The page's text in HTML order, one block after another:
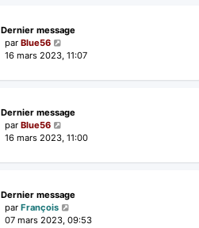
Dernier message
par Blue56
16 mars 2023, 11:07
Dernier message
par Blue56
16 mars 2023, 11:00
Dernier message
par François
07 mars 2023, 09:53